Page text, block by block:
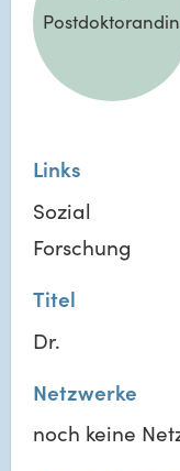
Postdoktorandin
Links
Sozial
Forschung
Titel
Dr.
Netzwerke
noch keine